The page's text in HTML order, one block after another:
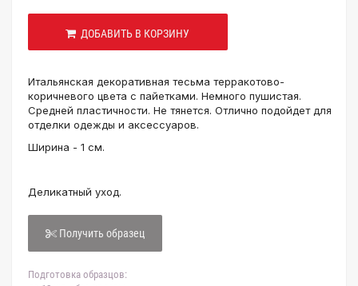
ДОБАВИТЬ В КОРЗИНУ
Итальянская декоративная тесьма терракотово-
коричневого цвета с пайетками. Немного пушистая.
Средней пластичности. Не тянется. Отлично подойдет для
отделки одежды и аксессуаров.
Ширина - 1 см.
Деликатный уход.
Получить образец
Подготовка образцов: